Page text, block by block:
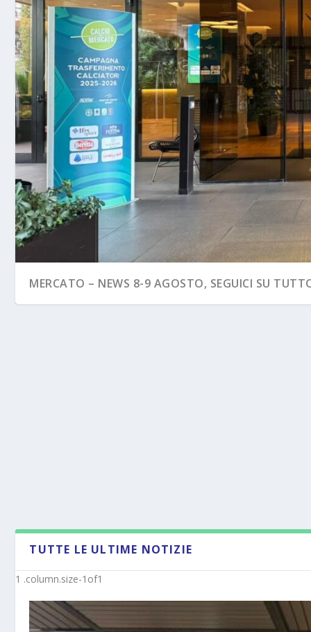
MERCATO – NEWS 8-9 AGOSTO, SEGUICI SU
TUTTE LE ULTIME NOTIZIE